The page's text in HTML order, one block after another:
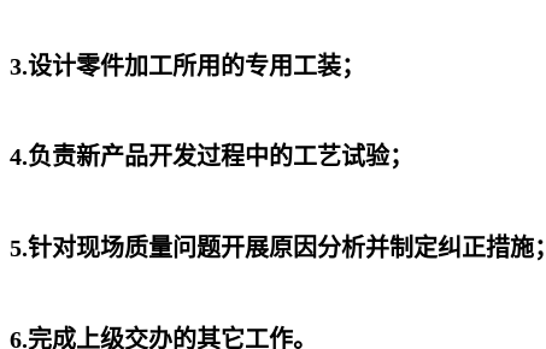
3.设计零件加工所用的专用工装；
4.负责新产品开发过程中的工艺试验；
5.针对现场质量问题开展原因分析并制定纠正措施；
6.完成上级交办的其它工作。